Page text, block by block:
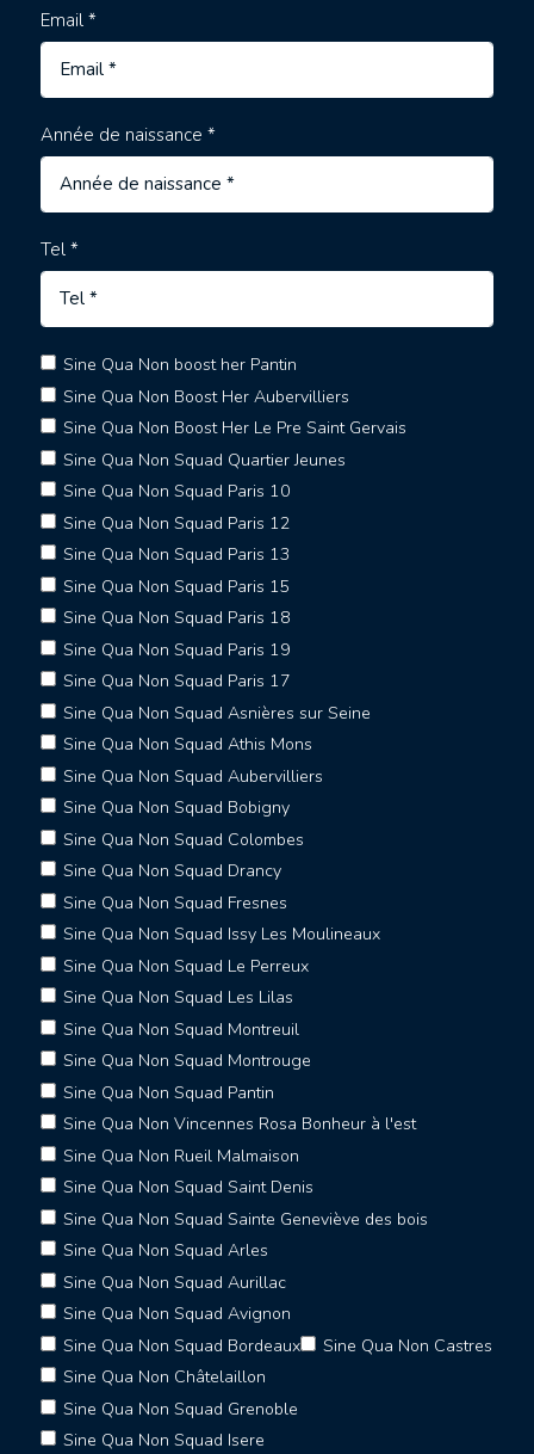
Email *
Année de naissance *
Tel *
Sine Qua Non boost her Pantin
Sine Qua Non Boost Her Aubervilliers
Sine Qua Non Boost Her Le Pre Saint Gervais
Sine Qua Non Squad Quartier Jeunes
Sine Qua Non Squad Paris 10
Sine Qua Non Squad Paris 12
Sine Qua Non Squad Paris 13
Sine Qua Non Squad Paris 15
Sine Qua Non Squad Paris 18
Sine Qua Non Squad Paris 19
Sine Qua Non Squad Paris 17
Sine Qua Non Squad Asnières sur Seine
Sine Qua Non Squad Athis Mons
Sine Qua Non Squad Aubervilliers
Sine Qua Non Squad Bobigny
Sine Qua Non Squad Colombes
Sine Qua Non Squad Drancy
Sine Qua Non Squad Fresnes
Sine Qua Non Squad Issy Les Moulineaux
Sine Qua Non Squad Le Perreux
Sine Qua Non Squad Les Lilas
Sine Qua Non Squad Montreuil
Sine Qua Non Squad Montrouge
Sine Qua Non Squad Pantin
Sine Qua Non Vincennes Rosa Bonheur à l'est
Sine Qua Non Rueil Malmaison
Sine Qua Non Squad Saint Denis
Sine Qua Non Squad Sainte Geneviève des bois
Sine Qua Non Squad Arles
Sine Qua Non Squad Aurillac
Sine Qua Non Squad Avignon
Sine Qua Non Squad Bordeaux
Sine Qua Non Castres
Sine Qua Non Châtelaillon
Sine Qua Non Squad Grenoble
Sine Qua Non Squad Isere